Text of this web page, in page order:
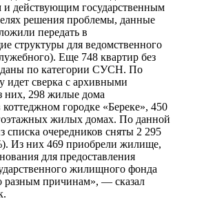
действующим государственным
решения проблемы, данные
передать в
структуры для ведомственного
Еще 748 квартир без
по категории СУСН. По
идет сверка с архивными
них, 298 жилые дома
городке «Береке», 450
жилых домах. По данной
списка очередников сняты 2 295
Из них 469 приобрели жилище,
для предоставления
жилищного фонда
причинам», — сказал